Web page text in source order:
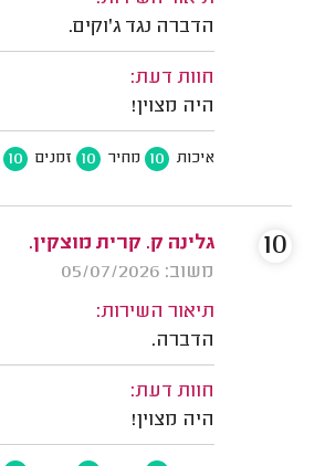
הדברה נגד ג'וקים.
חוות דעת:
היה מצוין!
איכות 10 מחיר 10 זמנים 10
גלינה ק. קרית מוצקין.
משוב: 05/07/2026
תיאור השירות:
הדברה.
חוות דעת:
היה מצוין!
10